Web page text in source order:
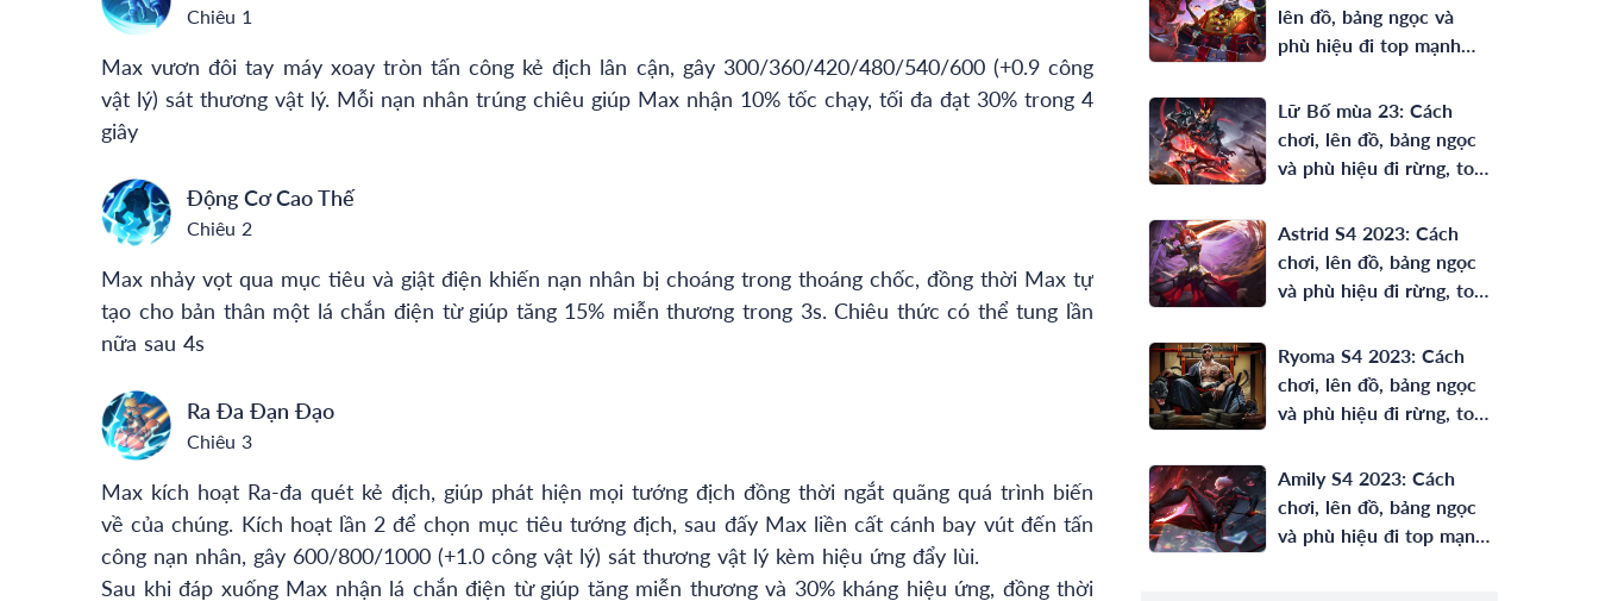
Chiêu 1
Max vươn đôi tay máy xoay tròn tấn công kẻ địch lân cận, gây 300/360/420/480/540/600 (+0.9 công
vật lý) sát thương vật lý. Mỗi nạn nhân trúng chiêu giúp Max nhận 10% tốc chạy, tối đa đạt 30% trong 4
giây
Động Cơ Cao Thế
Chiêu 2
Max nhảy vọt qua mục tiêu và giật điện khiến nạn nhân bị choáng trong thoáng chốc, đồng thời Max tự
tạo cho bản thân một lá chắn điện từ giúp tăng 15% miễn thương trong 3s. Chiêu thức có thể tung lần
nữa sau 4s
Ra Đa Đạn Đạo
Chiêu 3
Max kích hoạt Ra-đa quét kẻ địch, giúp phát hiện mọi tướng địch đồng thời ngắt quãng quá trình biến
về của chúng. Kích hoạt lần 2 để chọn mục tiêu tướng địch, sau đấy Max liền cất cánh bay vút đến tấn
công nạn nhân, gây 600/800/1000 (+1.0 công vật lý) sát thương vật lý kèm hiệu ứng đẩy lùi.
Sau khi đáp xuống Max nhận lá chắn điện từ giúp tăng miễn thương và 30% kháng hiệu ứng, đồng thời
lên đồ, bảng ngọc và
phù hiệu đi top mạnh
Lữ Bố mùa 23: Cách
chơi, lên đồ, bảng ngọc
và phù hiệu đi rừng, top
Astrid S4 2023: Cách
chơi, lên đồ, bảng ngọc
và phù hiệu đi rừng, top
Ryoma S4 2023: Cách
chơi, lên đồ, bảng ngọc
và phù hiệu đi rừng, top
Amily S4 2023: Cách
chơi, lên đồ, bảng ngọc
và phù hiệu đi top mạnh